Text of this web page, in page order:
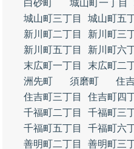
白砂町
城山町一丁目
城山町三丁目
城山町五
新川町二丁目
新川町三
新川町五丁目
新川町六
末広町一丁目
末広町二
洲先町
須磨町 住
住吉町三丁目
住吉町四
千福町二丁目
千福町三
千福町五丁目
千福町六
善明町二丁目
善明町三